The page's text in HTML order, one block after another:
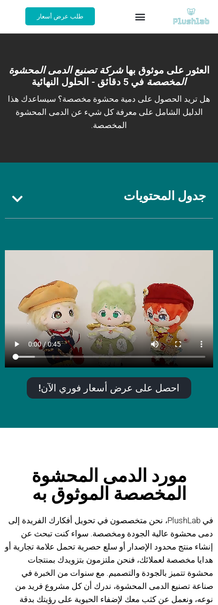
طلب عرض أسعار
العثور على موثوق بها شركة تصنيع الدمى المحشوة
المخصصة في 5 دقائق - الحلول النهائية
هل تريد الحصول على دمية محشوة مخصصة؟ سيساعدك هذا
الدليل الشامل على معرفة كل شيء عن الدمى المحشوة
المخصصة.
جدول المحتويات
احصل على عرض أسعار فوري الآن!
مورد الدمى المحشوة
المخصصة الموثوق به
في PlushLab، نحن متخصصون في تحويل أفكارك الفريدة إلى
دمى محشوة عالية الجودة ومخصصة. سواء كنت تبحث عن
إنشاء منتج محدود الإصدار أو سلع حصرية تحمل علامة تجارية أو
هدايا مخصصة لعملائك، فنحن ملتزمون بتزويدك بمنتجات
محشوة تتميز بالجودة والتصميم. مع سنوات من الخبرة في
صناعة تصنيع الدمى المحشوة، ندرك أن كل مشروع فريد من
نوعه، ونعمل عن كثب معك لإضفاء الحيوية على رؤيتك بدقة